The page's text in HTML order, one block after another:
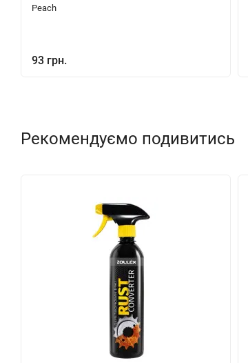
Peach
93 грн.
Рекомендуємо подивитись